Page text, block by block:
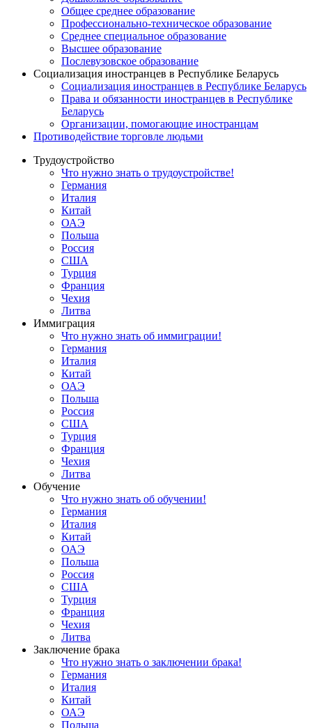
Общее среднее образование
Профессионально-техническое образование
Среднее специальное образование
Высшее образование
Послевузовское образование
Социализация иностранцев в Республике Беларусь
Социализация иностранцев в Республике Беларусь
Права и обязанности иностранцев в Республике
Беларусь
Oрганизации, помогающие иностранцам
Противодействие торговле людьми
Трудоустройство
Что нужно знать о трудоустройстве!
Германия
Италия
Китай
ОАЭ
Польша
Россия
США
Турция
Франция
Чехия
Литва
Иммиграция
Что нужно знать об иммиграции!
Германия
Италия
Китай
ОАЭ
Польша
Россия
США
Турция
Франция
Чехия
Литва
Обучение
Что нужно знать об обучении!
Германия
Италия
Китай
ОАЭ
Польша
Россия
США
Турция
Франция
Чехия
Литва
Заключение брака
Что нужно знать о заключении брака!
Германия
Италия
Китай
ОАЭ
Польша